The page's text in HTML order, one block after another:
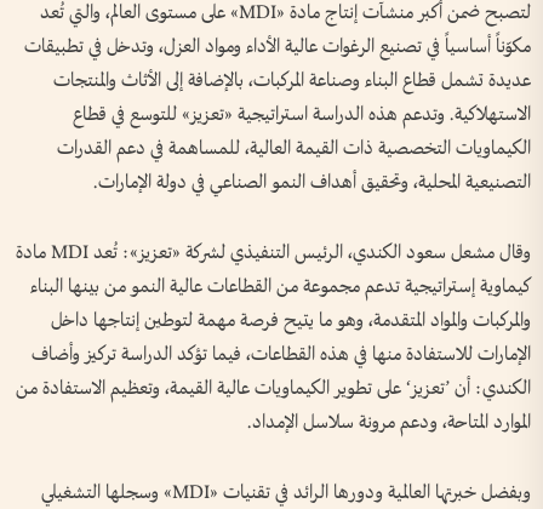
لتصبح ضمن أكبر منشآت إنتاج مادة «MDI» على مستوى العالم، والتي تُعد
مكوّناً أساسياً في تصنيع الرغوات عالية الأداء ومواد العزل، وتدخل في تطبيقات
عديدة تشمل قطاع البناء وصناعة المركبات، بالإضافة إلى الأثاث والمنتجات
الاستهلاكية. وتدعم هذه الدراسة استراتيجية «تعزيز» للتوسع في قطاع
الكيماويات التخصصية ذات القيمة العالية، للمساهمة في دعم القدرات
التصنيعية المحلية، وتحقيق أهداف النمو الصناعي في دولة الإمارات.
وقال مشعل سعود الكندي، الرئيس التنفيذي لشركة «تعزيز»: تُعد MDI مادة
كيماوية إستراتيجية تدعم مجموعة من القطاعات عالية النمو من بينها البناء
والمركبات والمواد المتقدمة، وهو ما يتيح فرصة مهمة لتوطين إنتاجها داخل
الإمارات للاستفادة منها في هذه القطاعات، فيما تؤكد الدراسة تركيز وأضاف
الكندي: أن ’تعزيز‘ على تطوير الكيماويات عالية القيمة، وتعظيم الاستفادة من
الموارد المتاحة، ودعم مرونة سلاسل الإمداد.
وبفضل خبرتها العالمية ودورها الرائد في تقنيات «MDI» وسجلها التشغيلي